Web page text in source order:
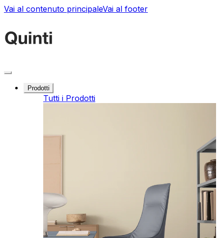
Vai al contenuto principaleVai al footer
Prodotti
Tutti i Prodotti